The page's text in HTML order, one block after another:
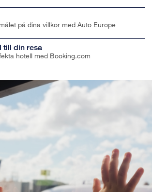
på dina villkor med Auto Europe
till din resa
hotell med Booking.com